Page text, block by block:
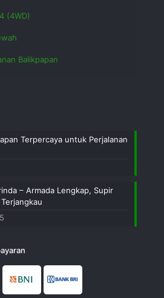
(4WD)
Balikpapan
Terpercaya untuk Perjalanan
– Armada Lengkap, Supir